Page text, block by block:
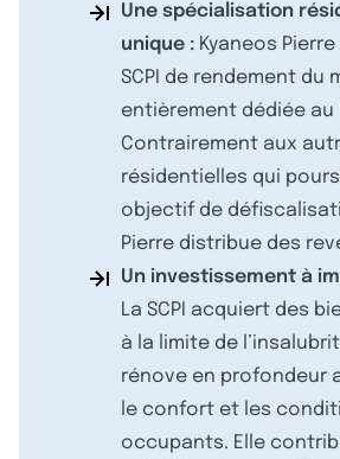
Une spécialisation
unique : Kyaneos
SCPI de rendement du
entièrement dédiée au
Contrairement aux
résidentielles qui
objectif de
Pierre distribue des
Un investissement à
La SCPI acquiert des
à la limite de
rénove en profondeur
le confort et les
occupants. Elle